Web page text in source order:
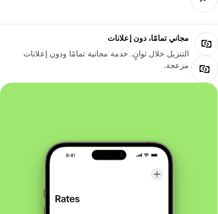
مجاني تمامًا، دون إعلانات
التنزيل خلال ثوانٍ. خدمة مجانية تمامًا ودون إعلانات
مزعجة.